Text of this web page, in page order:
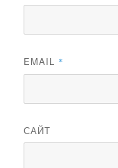
EMAIL *
САЙТ